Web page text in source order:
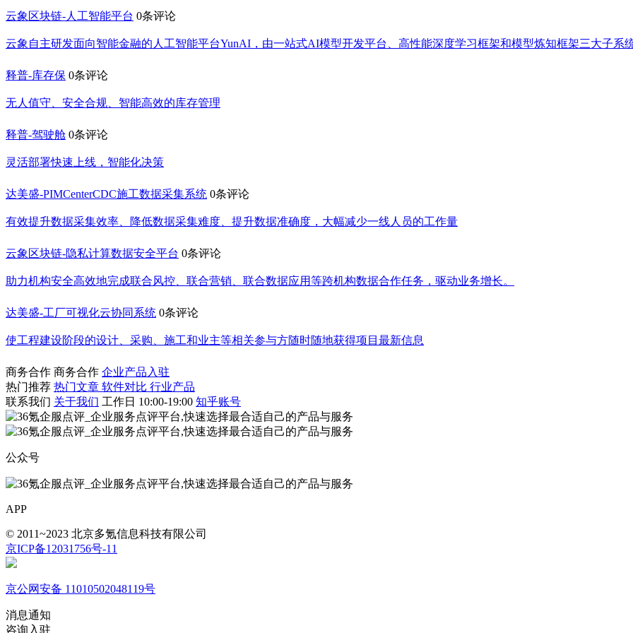
云象区块链-人工智能平台 0条评论
云象自主研发面向智能金融的人工智能平台YunAI，由一站式AI模型开发平台、高性能深度学习框架和模型炼知框架三大子系
释普-库存保 0条评论
无人值守、安全合规、智能高效的库存管理
释普-驾驶舱 0条评论
灵活部署快速上线，智能化决策
达美盛-PIMCenterCDC施工数据采集系统 0条评论
有效提升数据采集效率、降低数据采集难度、提升数据准确度，大幅减少一线人员的工作量
云象区块链-隐私计算数据安全平台 0条评论
助力机构安全高效地完成联合风控、联合营销、联合数据应用等跨机构数据合作任务，驱动业务增长。
达美盛-工厂可视化云协同系统 0条评论
使工程建设阶段的设计、采购、施工和业主等相关参与方随时随地获得项目最新信息
商务合作 商务合作 企业产品入驻
热门推荐 热门文章 软件对比 行业产品
联系我们 关于我们 工作日 10:00-19:00 知乎账号
公众号
APP
© 2011~2023 北京多氪信息科技有限公司
京ICP备12031756号-11
京公网安备 11010502048119号
消息通知
咨询入驻